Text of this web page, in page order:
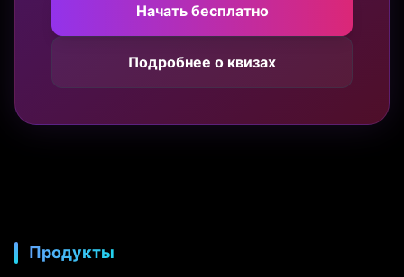
Начать бесплатно
Подробнее о квизах
Продукты